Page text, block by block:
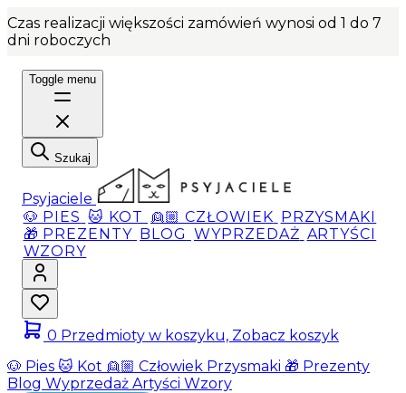
Czas realizacji większości zamówień wynosi od 1 do 7
dni roboczych
Toggle menu
Szukaj
Psyjaciele
🐶 PIES 🐱 KOT 👱🏼 CZŁOWIEK PRZYSMAKI
🎁 PREZENTY BLOG WYPRZEDAŻ ARTYŚCI
WZORY
0 Przedmioty w koszyku, Zobacz koszyk
🐶 Pies 🐱 Kot 👱🏼 Człowiek Przysmaki 🎁 Prezenty
Blog Wyprzedaż Artyści Wzory